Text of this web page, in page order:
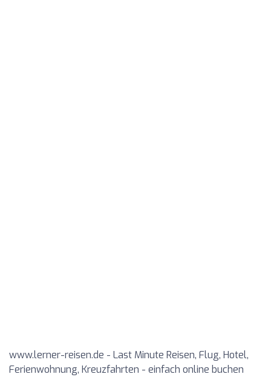
www.lerner-reisen.de - Last Minute Reisen, Flug, Hotel,
Ferienwohnung, Kreuzfahrten - einfach online buchen